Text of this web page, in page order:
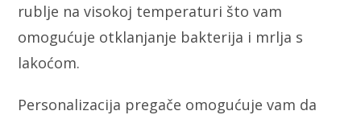
rublje na visokoj temperaturi što vam
omogućuje otklanjanje bakterija i mrlja s
lakoćom.
Personalizacija pregače omogućuje vam da